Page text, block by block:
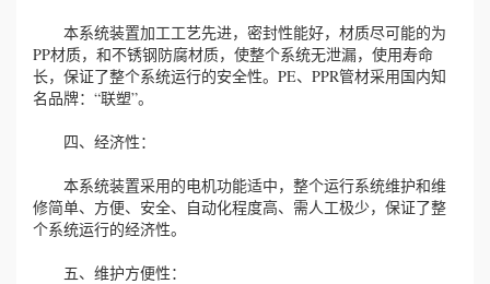
本系统装置加工工艺先进，密封性能好，材质尽可能的为
PP材质，和不锈钢防腐材质，使整个系统无泄漏，使用寿命
长，保证了整个系统运行的安全性。PE、PPR管材采用国内知
名品牌：“联塑”。
四、经济性：
本系统装置采用的电机功能适中，整个运行系统维护和维
修简单、方便、安全、自动化程度高、需人工极少，保证了整
个系统运行的经济性。
五、维护方便性：